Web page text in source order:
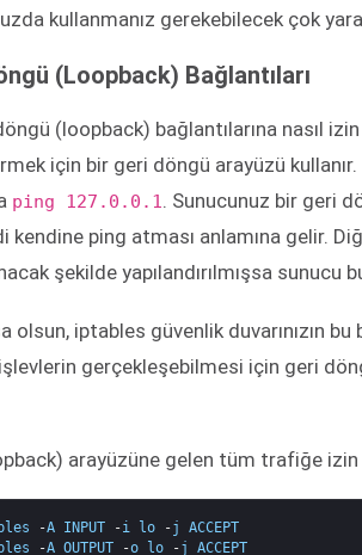
kullanmanız gerekebilecek çok
(Loopback) Bağlantıları
(loopback) bağlantılarına nasıl
için bir geri döngü arayüzü kullanır.
​ping 127.0.0.1​ . Sunucunuz bir geri
kendine ping atması anlamına gelir.
şekilde yapılandırılmışsa sunucu
olsun, iptables güvenlik duvarınızın
gerçekleşebilmesi için geri
arayüzüne gelen tüm trafiğe izin
-A INPUT -i lo -j
ACCEPT
-A OUTPUT -o lo -j ACCEPT